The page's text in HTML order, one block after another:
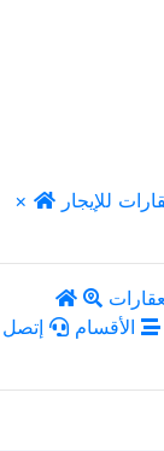
×
للإيجار
الأقسام
إتصل